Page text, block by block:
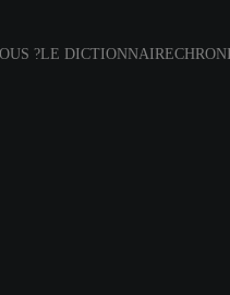
?LE DICTIONNAIRE